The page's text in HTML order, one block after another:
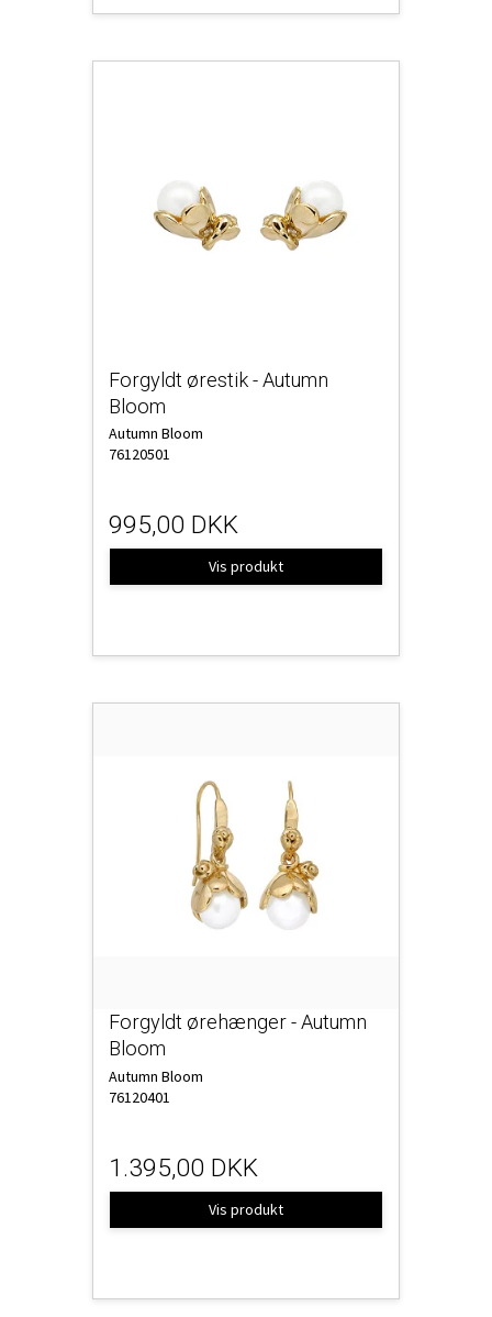
Forgyldt ørestik - Autumn
Bloom
Autumn Bloom
76120501
995,00 DKK
Vis produkt
Forgyldt ørehænger - Autumn
Bloom
Autumn Bloom
76120401
1.395,00 DKK
Vis produkt